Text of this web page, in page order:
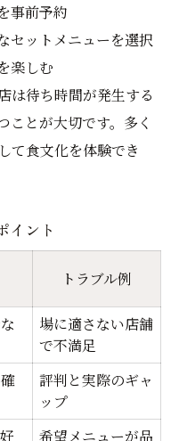
事前予約
セットメニューを選択
楽しむ
は待ち時間が発生する
ことが大切です。多く
て食文化を体験でき
イント
トラブル例
場に適さない店舗
で不満足
評判と実際のギャ
ップ
希望メニューが品